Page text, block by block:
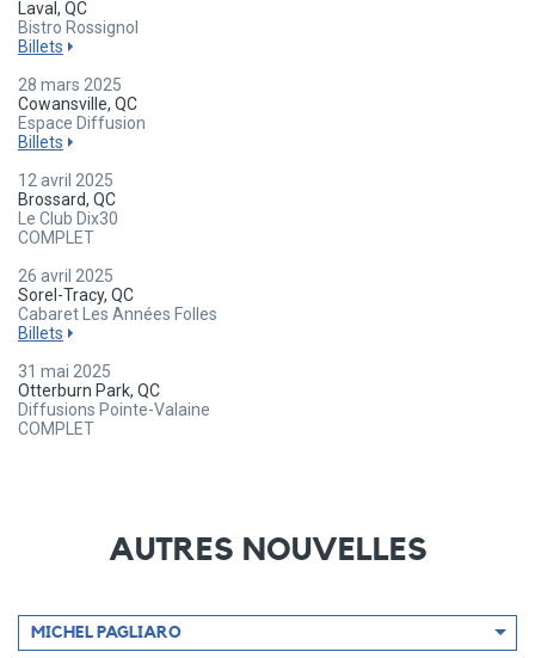
Laval, QC
Bistro Rossignol
Billets
28 mars 2025
Cowansville, QC
Espace Diffusion
Billets
12 avril 2025
Brossard, QC
Le Club Dix30
COMPLET
26 avril 2025
Sorel-Tracy, QC
Cabaret Les Années Folles
Billets
31 mai 2025
Otterburn Park, QC
Diffusions Pointe-Valaine
COMPLET
AUTRES NOUVELLES
Filtrer
par
MICHEL PAGLIARO